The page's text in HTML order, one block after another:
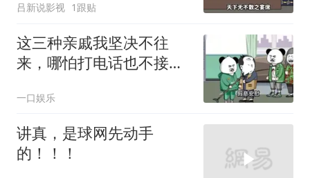
吕新说影视 1跟贴
这三种亲戚我坚决不往
来，哪怕打电话也不接，
一口娱乐
讲真，是球网先动手
的！！！